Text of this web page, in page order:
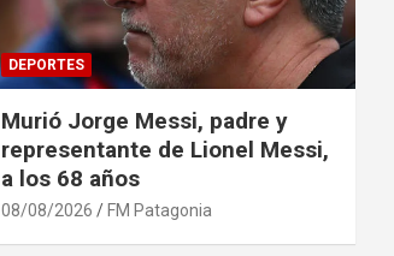
DEPORTES
Murió Jorge Messi, padre y
representante de Lionel Messi,
a los 68 años
08/08/2026 FM Patagonia